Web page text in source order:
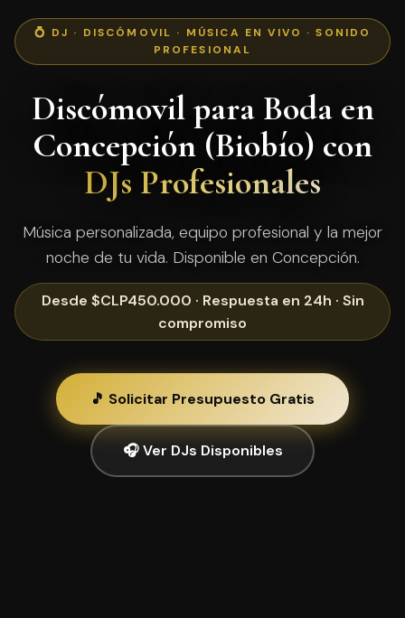
💍 DJ · DISCÓMOVIL · MÚSICA EN VIVO · SONIDO
PROFESIONAL
Discómovil para Boda en
Concepción (Biobío) con
DJs Profesionales
Música personalizada, equipo profesional y la mejor
noche de tu vida. Disponible en Concepción.
Desde $CLP450.000 · Respuesta en 24h · Sin
compromiso
🎵 Solicitar Presupuesto Gratis
🎧 Ver DJs Disponibles